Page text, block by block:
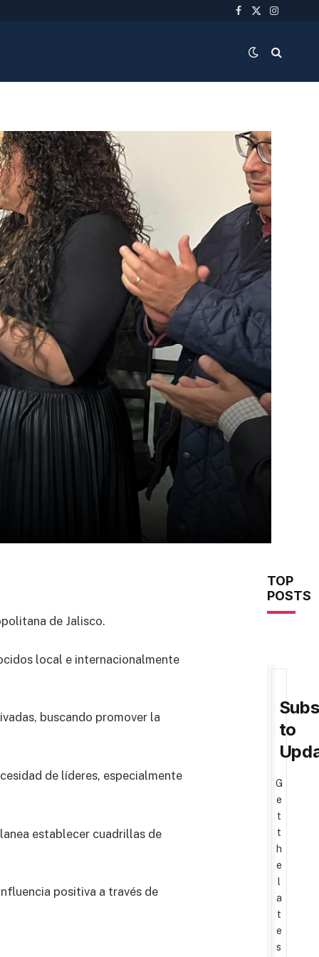
Facebook
X
de Jalisco.
local e internacionalmente
buscando promover la
de líderes, especialmente
establecer cuadrillas de
positiva a través de
TOP
POSTS
to
G
e
t
t
h
e
l
a
t
e
s